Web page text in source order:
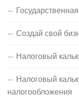
Создай свой
Налоговый
Налоговый
налогообложения